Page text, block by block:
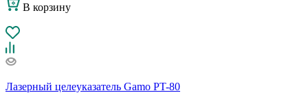
В корзину
Лазерный целеуказатель Gamo PT-80